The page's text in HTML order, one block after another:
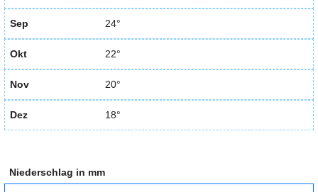
Sep 24°
Okt 22°
Nov 20°
Dez 18°
Niederschlag in mm